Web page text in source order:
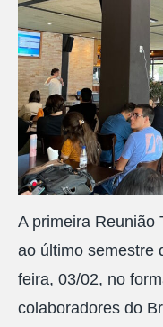
A primeira Reunião
ao último semestre
feira, 03/02, no
colaboradores do